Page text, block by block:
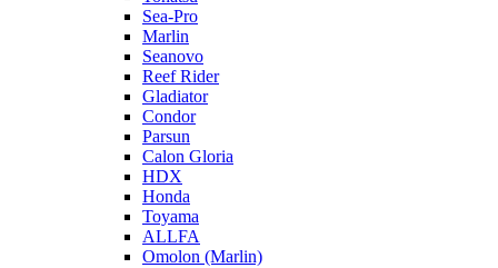
Sea-Pro
Marlin
Seanovo
Reef Rider
Gladiator
Condor
Parsun
Calon Gloria
HDX
Honda
Toyama
ALLFA
Omolon (Marlin)